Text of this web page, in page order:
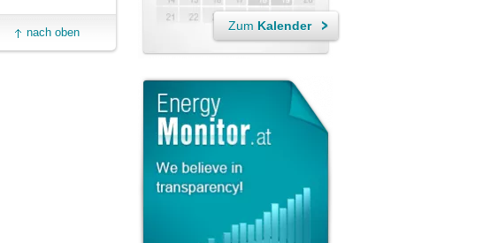
nach oben Zum Kalender